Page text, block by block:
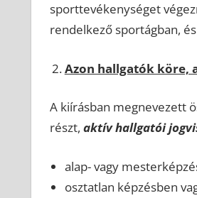
sporttevékenységet
rendelkező sportágban,
Azon hallgatók köre,
A kiírásban megnevezett
részt, aktív hallgatói
alap- vagy
osztatlan képzésben